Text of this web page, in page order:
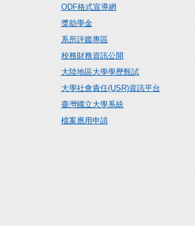
ODF格式宣導網
獎助學金
系所評鑑專區
校務財務資訊公開
大陸地區大學學歷甄試
大學社會責任(USR)資訊平台
臺灣國立大學系統
檔案應用申請